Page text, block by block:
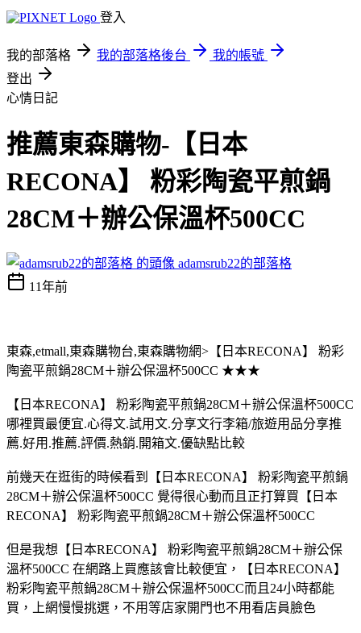
登入
我的部落格 我的部落格後台
我的帳號
登出
心情日記
推薦東森購物-【日本
RECONA】 粉彩陶瓷平煎鍋
28CM＋辦公保溫杯500CC
adamsrub22的部落格
11年前
東森,etmall,東森購物台,東森購物網>【日本RECONA】 粉彩
陶瓷平煎鍋28CM＋辦公保溫杯500CC ★★★
【日本RECONA】 粉彩陶瓷平煎鍋28CM＋辦公保溫杯500CC
哪裡買最便宜.心得文.試用文.分享文行李箱/旅遊用品分享推
薦.好用.推薦.評價.熱銷.開箱文.優缺點比較
前幾天在逛街的時候看到【日本RECONA】 粉彩陶瓷平煎鍋
28CM＋辦公保溫杯500CC 覺得很心動而且正打算買【日本
RECONA】 粉彩陶瓷平煎鍋28CM＋辦公保溫杯500CC
但是我想【日本RECONA】 粉彩陶瓷平煎鍋28CM＋辦公保
溫杯500CC 在網路上買應該會比較便宜，【日本RECONA】
粉彩陶瓷平煎鍋28CM＋辦公保溫杯500CC而且24小時都能
買，上網慢慢挑選，不用等店家開門也不用看店員臉色